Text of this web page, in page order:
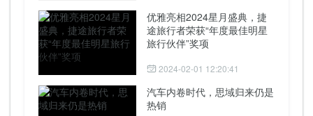
优雅亮相2024星月盛典，捷
途旅行者荣获“年度最佳明星
旅行伙伴”奖项
2024-02-01 12:20:41
汽车内卷时代，思域归来仍是
热销